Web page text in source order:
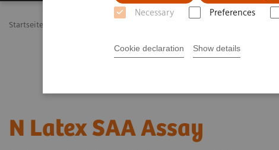
Necessary Preferences
Cookie declaration Show details
Startseite
N Latex SAA Assay